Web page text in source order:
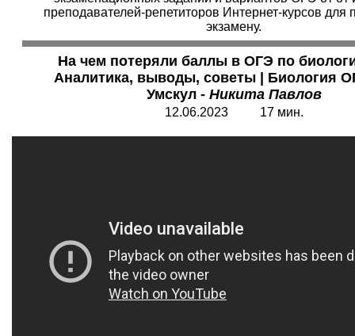
преподавателей-репетиторов Интернет-курсов для
экзамену.
На чем потеряли баллы в ОГЭ по
Аналитика, выводы, советы | Биология
Умскул - Никита Павлов
12.06.2023 17 мин.